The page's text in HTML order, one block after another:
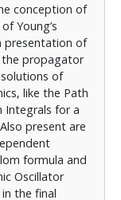
πεδίο.
conception of
Young’s
presentation of
propagator
of
like the Path
Integrals for a
present are
formula and
Oscillator
the final